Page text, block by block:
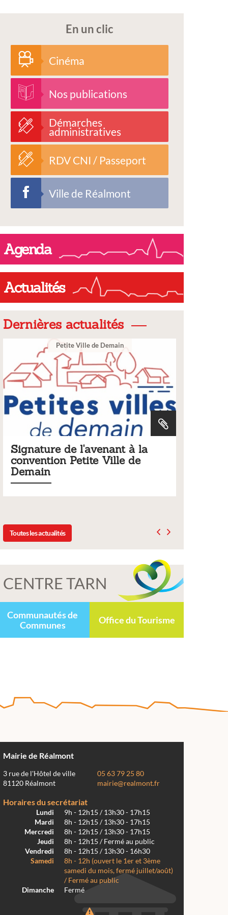
En un clic
Cinéma
Nos publications
Démarches
administratives
RDV CNI / Passeport
Ville de Réalmont
Agenda
Actualités
Dernières actualités
Petite Ville de Demain
de l'avenant à la
Petite Ville de
Toutes les actualités
CENTRE TARN
Communautés de
Communes
Office du Tourisme
Mairie de Réalmont
3 rue de l'Hôtel de ville
81120 Réalmont
05 63 79 25 80
mairie@realmont.fr
Horaires du secrétariat
Lundi
9h - 12h15 / 13h30 - 17h15
Mardi
8h - 12h15 / 13h30 - 17h15
Mercredi
8h - 12h15 / 13h30 - 17h15
Jeudi
8h - 12h15 / Fermé au public
Vendredi
8h - 12h15 / 13h30 - 16h30
Samedi
8h - 12h (ouvert le 1er et 3ème
samedi du mois, fermé juillet/août)
/ Fermé au public
Dimanche
Fermé